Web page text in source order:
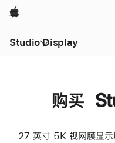
Apple
Studio Display
购买
27 英寸 5K 视网膜显示